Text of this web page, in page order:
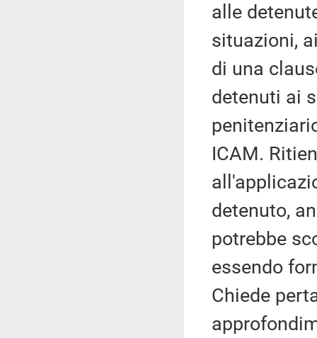
alle
situazioni,
di una
detenuti ai
ICAM.
detenuto,
potrebbe
essendo
Chiede